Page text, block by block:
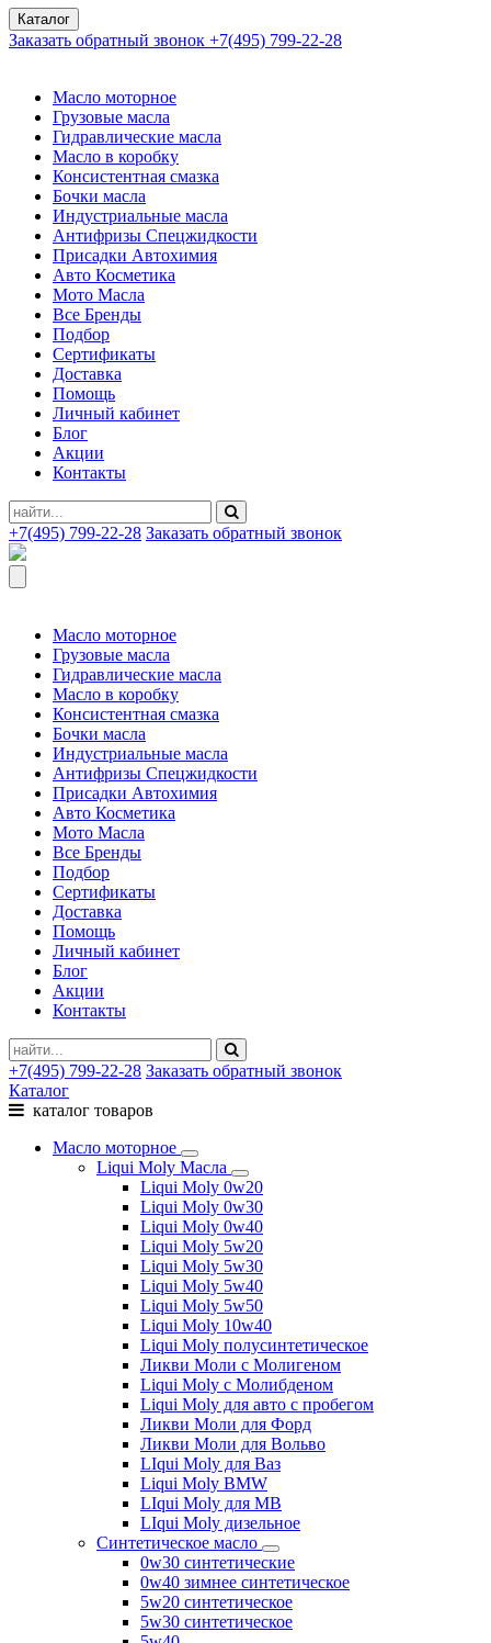
Каталог
Заказать обратный звонок +7(495) 799-22-28
Масло моторное
Грузовые масла
Гидравлические масла
Масло в коробку
Консистентная смазка
Бочки масла
Индустриальные масла
Антифризы Спецжидкости
Присадки Автохимия
Авто Косметика
Мото Масла
Все Бренды
Подбор
Сертификаты
Доставка
Помощь
Личный кабинет
Блог
Акции
Контакты
+7(495) 799-22-28 Заказать обратный звонок
Масло моторное
Грузовые масла
Гидравлические масла
Масло в коробку
Консистентная смазка
Бочки масла
Индустриальные масла
Антифризы Спецжидкости
Присадки Автохимия
Авто Косметика
Мото Масла
Все Бренды
Подбор
Сертификаты
Доставка
Помощь
Личный кабинет
Блог
Акции
Контакты
+7(495) 799-22-28 Заказать обратный звонок
Каталог
каталог товаров
Масло моторное
Liqui Moly Масла
Liqui Moly 0w20
Liqui Moly 0w30
Liqui Moly 0w40
Liqui Moly 5w20
Liqui Moly 5w30
Liqui Moly 5w40
Liqui Moly 5w50
Liqui Moly 10w40
Liqui Moly полусинтетическое
Ликви Моли с Молигеном
Liqui Moly с Молибденом
Liqui Moly для авто с пробегом
Ликви Моли для Форд
Ликви Моли для Вольво
LIqui Moly для Ваз
Liqui Moly BMW
LIqui Moly для MB
LIqui Moly дизельное
Синтетическое масло
0w30 синтетические
0w40 зимнее синтетическое
5w20 синтетическое
5w30 синтетическое